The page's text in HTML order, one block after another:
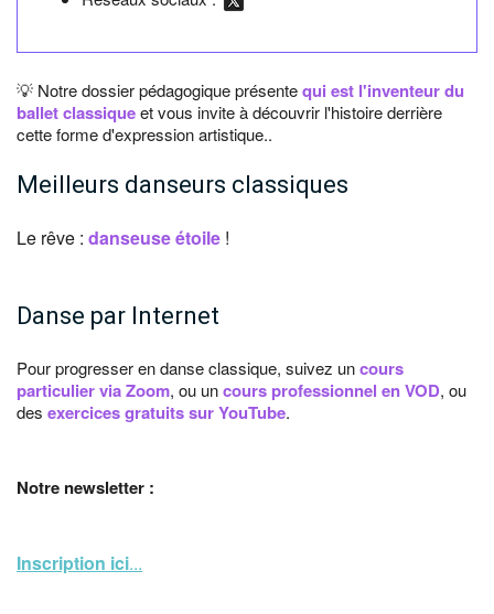
💡 Notre dossier pédagogique présentequi est l'inventeur du
ballet classiqueet vous invite à découvrir l'histoire derrière
cette forme d'expression artistique..
Meilleurs danseurs classiques
Le rêve : danseuse étoile !
Danse par Internet
Pour progresser en danse classique, suivez uncours
particulier via Zoom, ou uncours professionnel en VOD, ou
des exercices gratuits sur YouTube.
Notre newsletter :
Inscription ici...